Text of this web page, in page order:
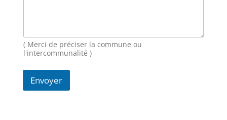
( Merci de préciser la commune ou
l'intercommunalité )
Envoyer